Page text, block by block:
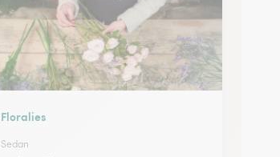
Floralies
Sedan